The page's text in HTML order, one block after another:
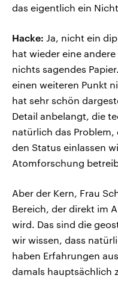
das eigentlich ein
Hacke: Ja, nicht ein
hat wieder eine
nichts sagendes
einen weiteren Punkt
hat sehr schön
Detail anbelangt, die
natürlich das
den Status einlassen
Atomforschung
Aber der Kern, Frau
Bereich, der direkt im
wird. Das sind die
wir wissen, dass
haben Erfahrungen
damals hauptsächlich